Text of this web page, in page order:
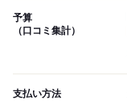
予算
（口コミ集計）
支払い方法